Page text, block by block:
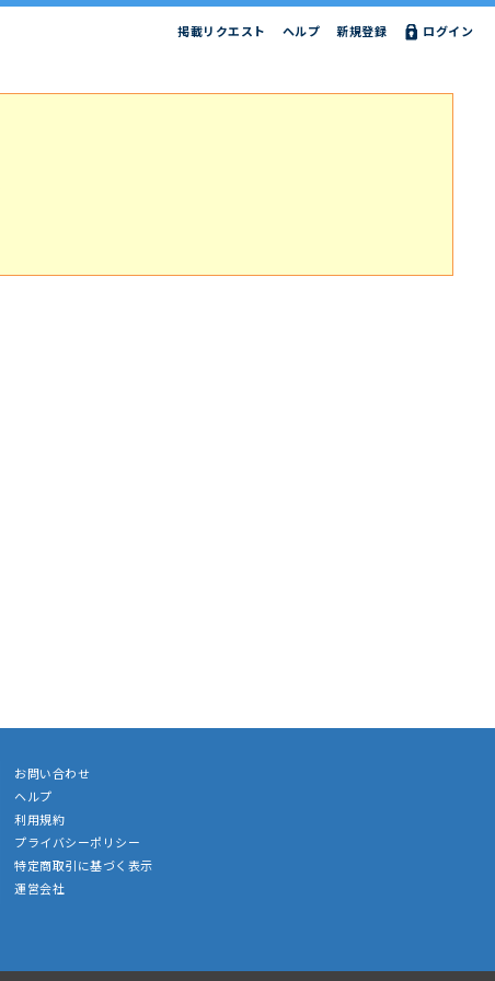
ログイン
新規登録
ヘルプ
掲載リクエスト
お問い合わせ
ヘルプ
利用規約
プライバシーポリシー
特定商取引に基づく表示
運営会社